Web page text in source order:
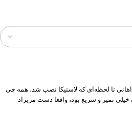
تا لحظه‌ای که لاستیکا نصب شد، همه چی
تمیز و سریع بود، واقعا دست مریزاد